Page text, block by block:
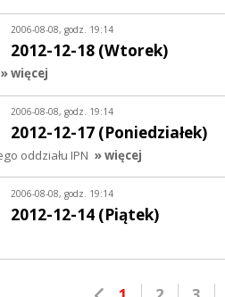
2006-08-08, godz. 19:14
2012-12-18 (Wtorek)
» więcej
2006-08-08, godz. 19:14
2012-12-17 (Poniedziałek)
oddziału IPN » więcej
2006-08-08, godz. 19:14
2012-12-14 (Piątek)